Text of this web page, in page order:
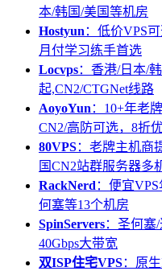
本/韩国/美国等机房
Hostyun ：低价VPS
月付学习练手首选
Locvps：香港/日本/
起,CN2/CTGNet线路
AoyoYun ：10+年老
CN2/高防可选，8折
80VPS：老牌主机商
国CN2站群服务器多
RackNerd ：便宜
何塞等13个机房
SpinServers：圣何塞
40Gbps大带宽
双ISP住宅VPS：原